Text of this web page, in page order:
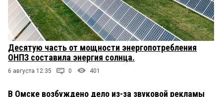
Десятую часть от мощности энергопотребления
ОНПЗ составила энергия солнца.
6 августа 12:35 0 401
В Омске возбуждено дело из-за звуковой рекламы